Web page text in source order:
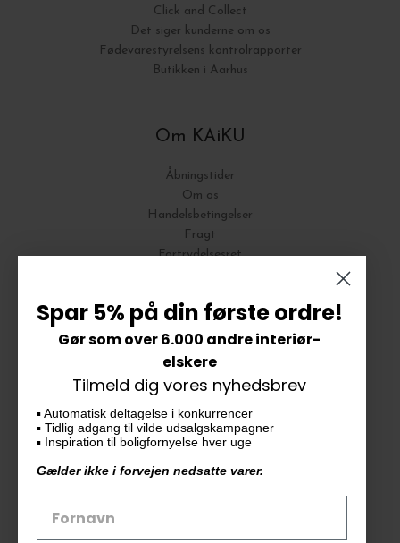
Click and Collect
Det siger kunderne om os
Fødevarestyrelsens kontrolrapporter
Butikken i Aarhus
Om KAiKU
Åbningstider
Om os
Handelsbetingelser
Fragt
Fortrydelsesret
Vores butik
KAiKU ApS
Langdalsvej 46, bygning 7
8220 Brabrand
Tlf. 33 11 19 07
CVR-nr. 30715349
Spar 5% på din første ordre!
Gør som over 6.000 andre interiør-
elskere
Tilmeld dig vores nyhedsbrev
▪️ Automatisk deltagelse i konkurrencer
▪️ Tidlig adgang til vilde udsalgskampagner
▪️ Inspiration til boligfornyelse hver uge
Gælder ikke i forvejen nedsatte varer.